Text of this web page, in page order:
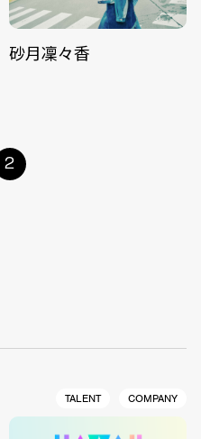
砂月凜々香
2
TALENT COMPANY